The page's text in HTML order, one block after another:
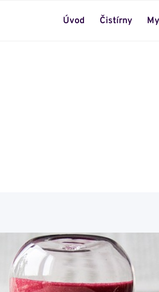
Úvod Čistírny